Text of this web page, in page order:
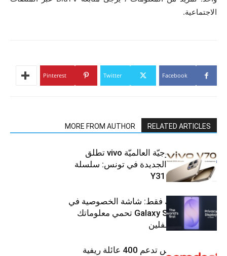
الاجتماعية.
Facebook
Twitter
Pinterest
RELATED ARTICLES
MORE FROM AUTHOR
العلامة التّكنولوجيّة العالميّة vivo تطلق
هواتفها الذكيّة الجديدة في تونس: سلسلة
V70 وسلسلة Y31
شاشتك، لعينيك فقط: شاشة الخصوصية في
جهاز Galaxy S26 Ultra تحمي معلوماتك
من أعين المتطفلين
Ooredoo تونس تدعم 400 عائلة ريفية